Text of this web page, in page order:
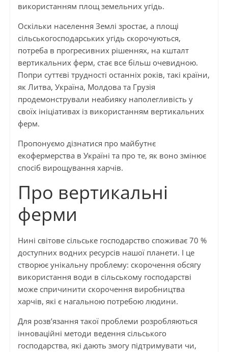
використанням площ земельних угідь.
Оскільки населення Землі зростає, а площі
сільськогосподарських угідь скорочуються,
потреба в прогресивних рішеннях, на кшталт
вертикальних ферм, стає все більш очевидною.
Попри суттєві трудності останніх років, такі країни,
як Литва, Україна, Молдова та Грузія
продемонстрували неабияку наполегливість у
своїх ініціативах із використанням вертикальних
ферм.
Пропонуємо дізнатися про майбутнє
екофермерства в Україні та про те, як воно змінює
спосіб вирощування харчів.
Про вертикальні
ферми
Нині світове сільське господарство споживає 70 %
доступних водних ресурсів нашої планети. І це
створює унікальну проблему: скорочення обсягу
використання води в сільському господарстві
може спричинити скорочення виробництва
харчів, які є нагальною потребою людини.
Для розв’язання такої проблеми розробляються
інноваційні методи ведення сільського
господарства, які дають змогу підтримувати чи,